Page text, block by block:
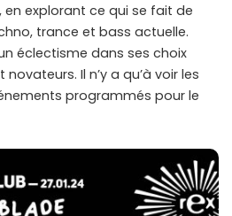
en explorant ce qui se fait de
trance et bass actuelle.
éclectisme dans ses choix
Il n’y a qu’à voir les
programmés pour le